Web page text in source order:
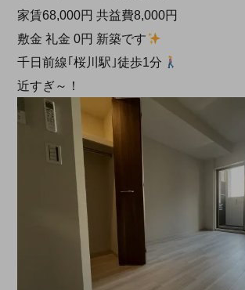
家賃68,000円 共益費8,000円
敷金 礼金 0円 新築です
千日前線｢桜川駅｣徒歩1分
近すぎ～！